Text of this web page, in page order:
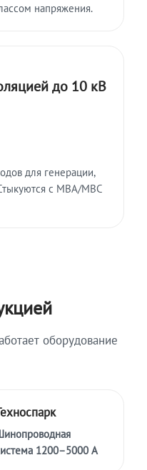
напряжения.
до 10 кВ
для генерации,
с МВА/МВС
оборудование
1200–5000 А